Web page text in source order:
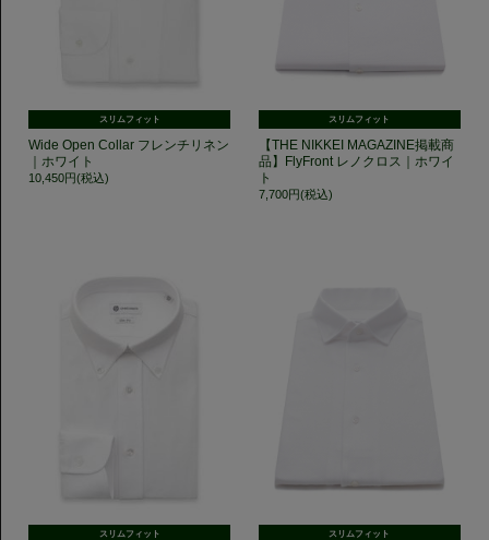
スリムフィット
Wide Open Collar フレンチリネン
｜ホワイト
10,450円(税込)
スリムフィット
【THE NIKKEI MAGAZINE掲載商
品】FlyFront レノクロス｜ホワイ
ト
7,700円(税込)
スリムフィット スリムフィット